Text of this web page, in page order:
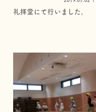
礼拝堂にて行いました。